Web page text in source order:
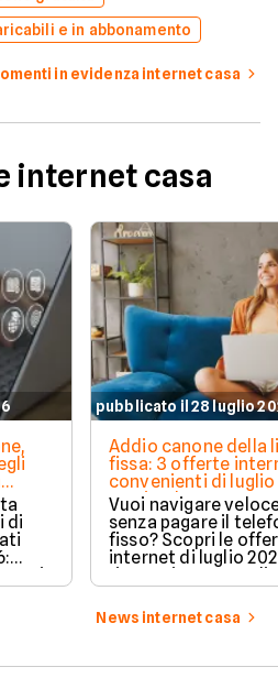
e in abbonamento
in evidenza internet casa
internet casa
di
pubblicato il 28 luglio
Addio canone della
fissa: 3 offerte
convenienti di luglio
partire da 19,95€
Vuoi navigare
senza pagare il
fisso? Scopri le
internet di luglio
tariffa perfetta per
News internet casa